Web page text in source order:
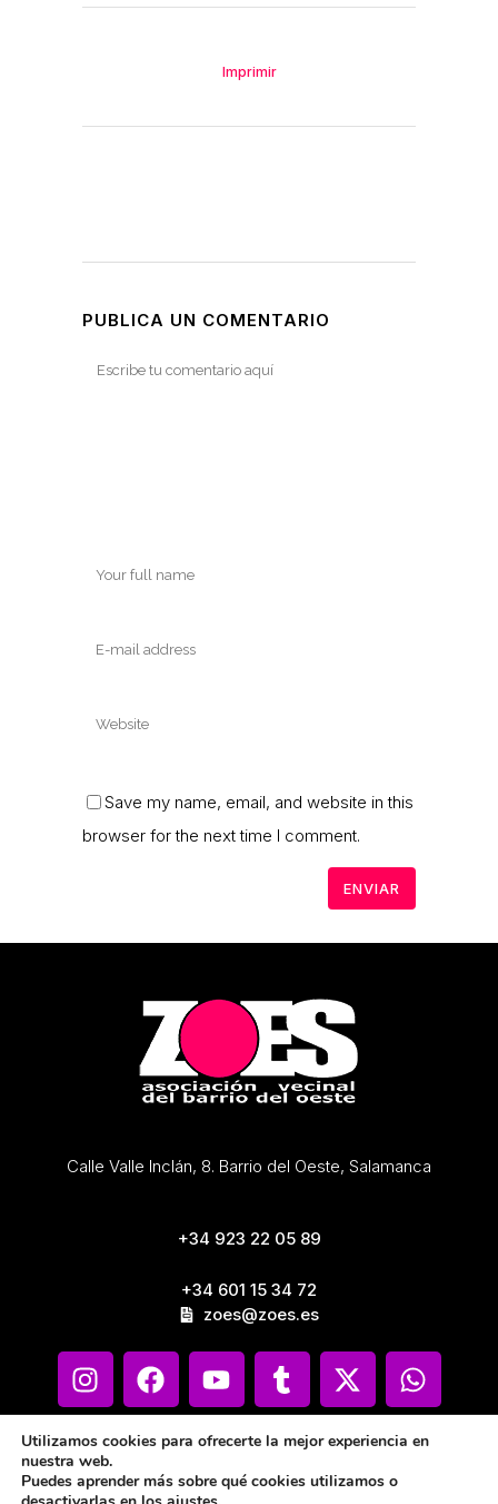
Imprimir
PUBLICA UN COMENTARIO
Save my name, email, and website in this
browser for the next time I comment.
Calle Valle Inclán, 8. Barrio del Oeste, Salamanca
+34 923 22 05 89
+34 601 15 34 72
zoes@zoes.es
Utilizamos cookies para ofrecerte la mejor experiencia en
nuestra web.
Puedes aprender más sobre qué cookies utilizamos o